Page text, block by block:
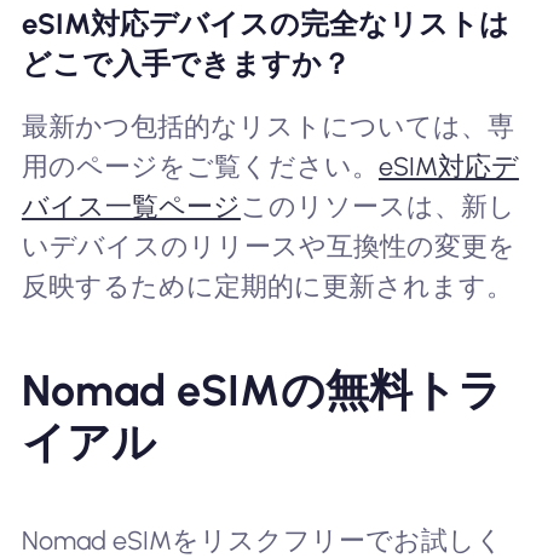
eSIM対応デバイスの完全なリストは
どこで入手できますか？
最新かつ包括的なリストについては、専
用のページをご覧ください。 eSIM対応デ
バイス一覧ページこのリソースは、新し
いデバイスのリリースや互換性の変更を
反映するために定期的に更新されます。
Nomad eSIMの無料トラ
イアル
Nomad eSIMをリスクフリーでお試しく